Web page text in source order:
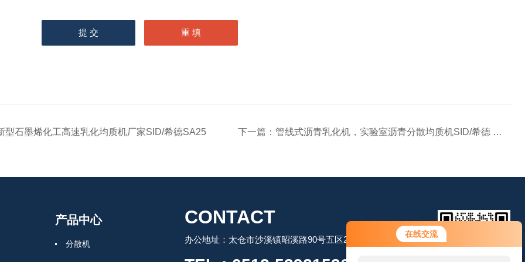
在线交流
您好！欢迎前来咨询，很高兴为您
服务，请问您要咨询什么问题呢？
型石墨烯化工高速乳化均质机厂家SID/希德SA25 下一篇：管线式沥青乳化机，实验室沥青分散均质机SID/希德 S22Z
产品中心
分散机
CONTACT
办公地址：太仓市沙溪镇昭溪路90号五区2幢2层